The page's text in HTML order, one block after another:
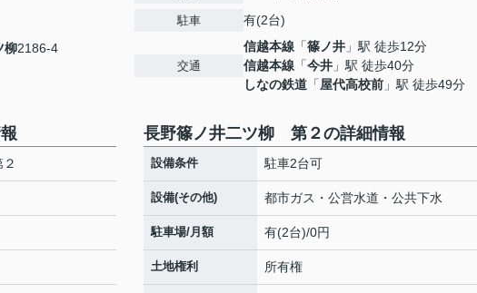
柳2186-4
駐車 有(2台)
交通
信越本線 「篠ノ井 」駅 徒歩12分
信越本線 「今井 」駅 徒歩40分
しなの鉄道 「屋代高校前 」駅 徒歩49分
長野篠ノ井二ツ柳 第２の詳細情報
設備条件 駐車2台可
設備(その他) 都市ガス・公営水道・公共下水
駐車場/月額 有(2台)/0円
土地権利 所有権